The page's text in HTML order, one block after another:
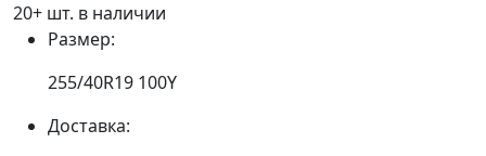
20+ шт. в наличии
Размер:
255/40R19 100Y
Доставка: